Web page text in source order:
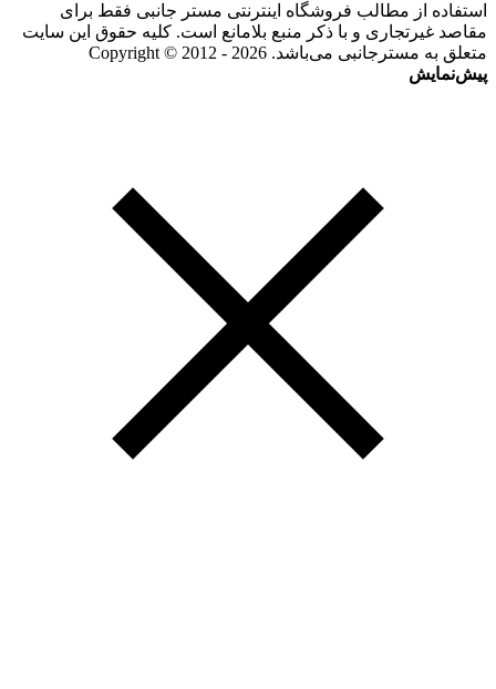
استفاده از مطالب فروشگاه اینترنتی مستر جانبی فقط برای
مقاصد غیرتجاری و با ذکر منبع بلامانع است. کلیه حقوق این سایت
متعلق به مسترجانبی می‌باشد. Copyright © 2012 - 2026
پیش‌نمایش